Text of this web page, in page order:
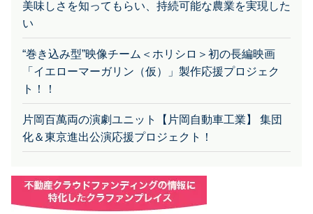
い
「イエローマーガリン（仮）」製作応援プロジェク
ト！！
化＆東京進出公演応援プロジェクト！